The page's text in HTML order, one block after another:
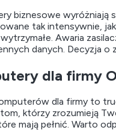
biznesowe wyróżniają
tak intensywnie,
Awaria
danych. Decyzja o
dla firmy
dla firmy to
którzy zrozumieją
mają pełnić. Warto